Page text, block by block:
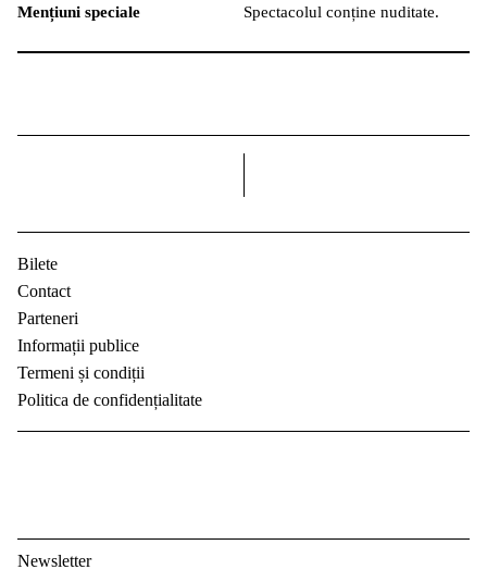
Mențiuni speciale Spectacolul conține nuditate.
Bilete
Contact
Parteneri
Informații publice
Termeni și condiții
Politica de confidențialitate
Newsletter